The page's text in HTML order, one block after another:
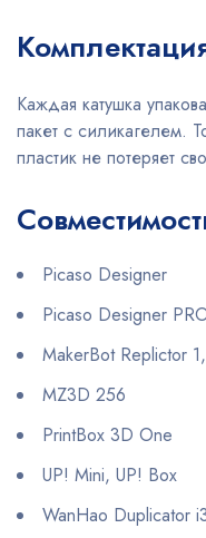
Каждая катушка
пакет с силикагелем.
пластик не потеряет
Picaso Designer
Picaso Designer
MakerBot Replictor
MZ3D 256
PrintBox 3D One
UP! Mini, UP! Box
WanHao Duplicator